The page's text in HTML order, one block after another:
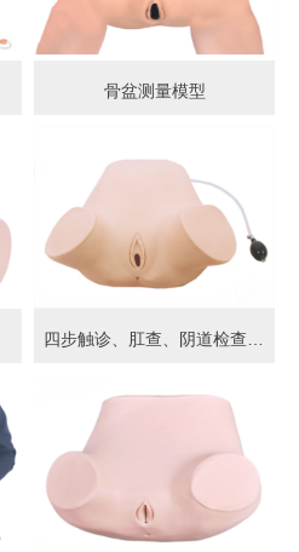
骨盆测量模型